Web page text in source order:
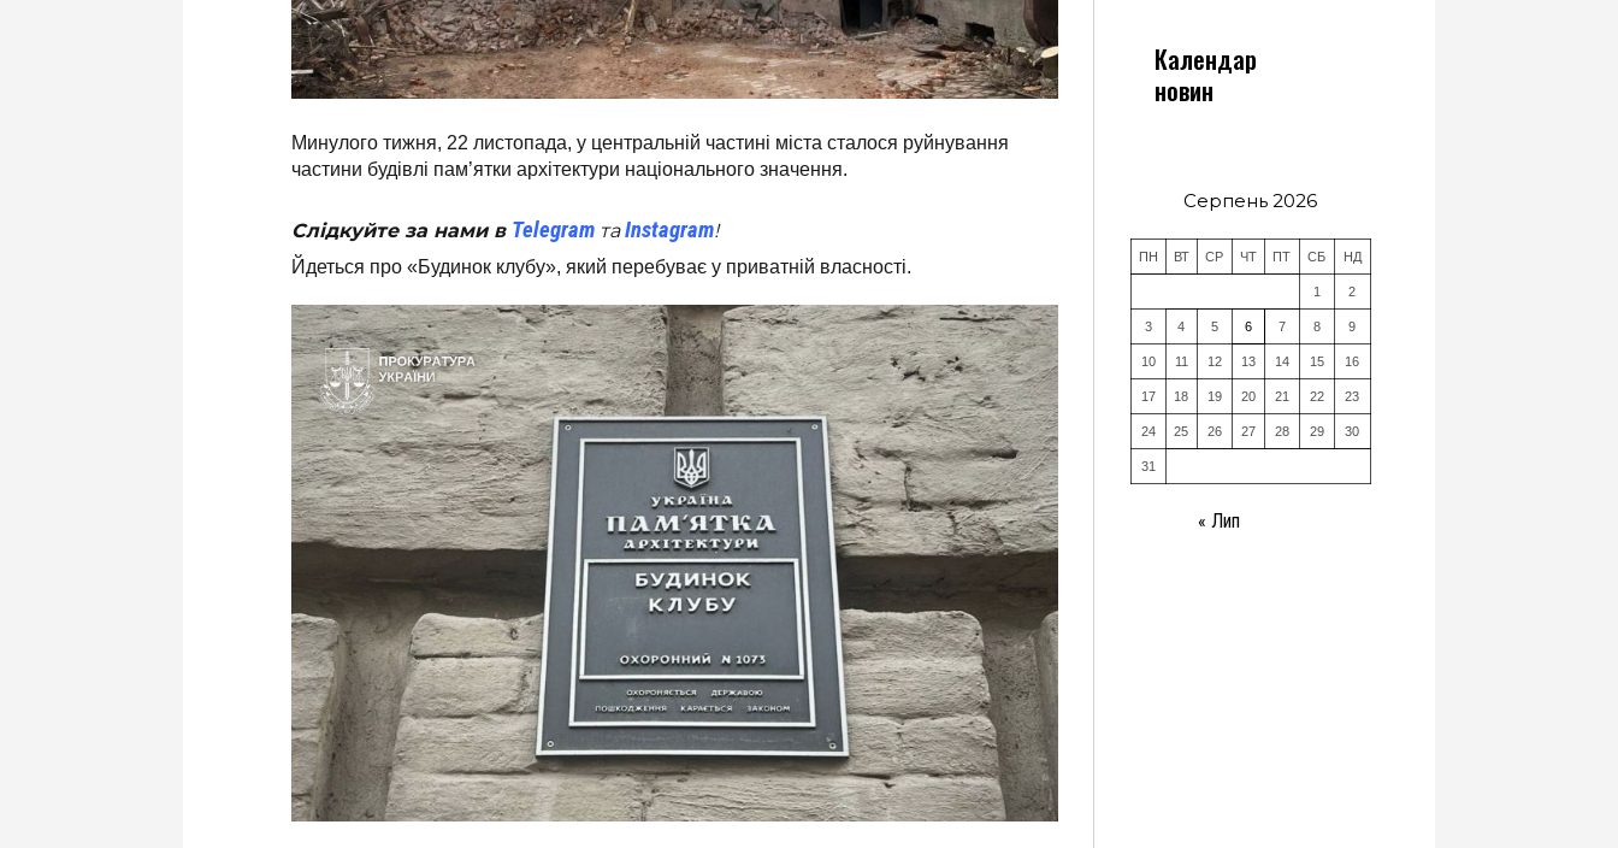
Минулого тижня, 22 листопада, у центральній частині міста сталося руйнування
частини будівлі пам’ятки архітектури національного значення.
Слідкуйте за нами в Telegram таInstagram!
Йдеться про «Будинок клубу», який перебуває у приватній власності.
Календар
новин
Серпень 2026
ПН ВТ СР ЧТ ПТ СБ НД
1 2
3 4 5 6 7 8 9
10 11 12 13 14 15 16
17 18 19 20 21 22 23
24 25 26 27 28 29 30
31
« Лип